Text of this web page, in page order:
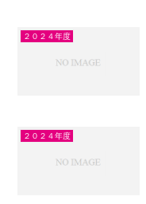
２０２４年度
２０２４年度